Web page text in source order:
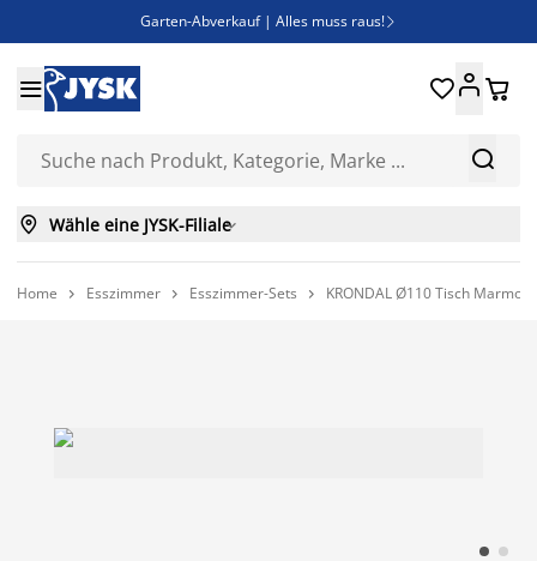
Garten-Abverkauf | Alles muss raus! 
Bist du Unternehmer? Entdecke JYSK-B2B
Esszimmerstuhl ADSLEV um nur 40€


 
 Wähle eine JYSK-Filiale
Home  Esszimmer  Esszimmer-Sets  KRONDAL Ø110 Tisch Marmor